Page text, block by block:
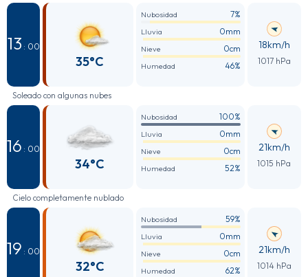
13 : 00
35°C
Nubosidad 7%
Lluvia 0mm
Nieve 0cm
Humedad 46%
18km/h
1017 hPa
Soleado con algunas nubes
16 : 00
34°C
Nubosidad 100%
Lluvia 0mm
Nieve 0cm
Humedad 52%
21km/h
1015 hPa
Cielo completamente nublado
19 : 00
32°C
Nubosidad 59%
Lluvia 0mm
Nieve 0cm
Humedad 62%
21km/h
1014 hPa